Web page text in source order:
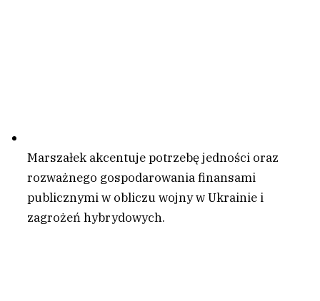
Marszałek akcentuje potrzebę jedności oraz
rozważnego gospodarowania finansami
publicznymi w obliczu wojny w Ukrainie i
zagrożeń hybrydowych.